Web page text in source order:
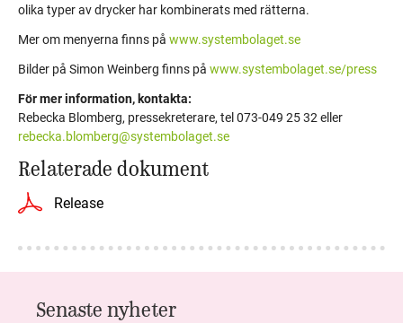
olika typer av drycker har kombinerats med rätterna.
Mer om menyerna finns på www.systembolaget.se
Bilder på Simon Weinberg finns på www.systembolaget.se/press
För mer information, kontakta:
Rebecka Blomberg, pressekreterare, tel 073-049 25 32 eller
rebecka.blomberg@systembolaget.se
Relaterade dokument
Release
Senaste nyheter